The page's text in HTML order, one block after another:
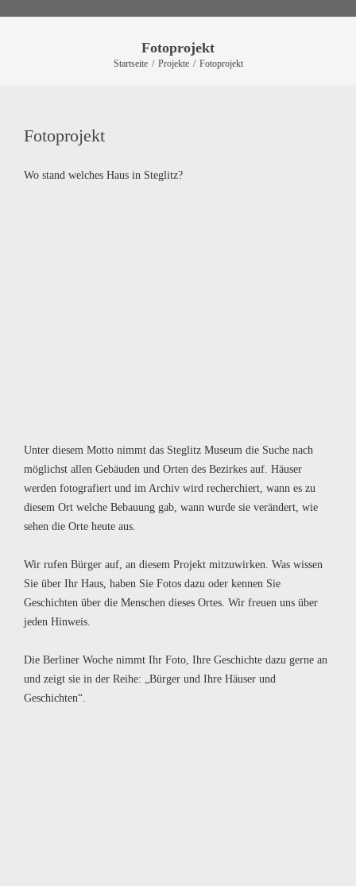
Fotoprojekt
Startseite / Projekte / Fotoprojekt
Fotoprojekt
Wo stand welches Haus in Steglitz?
Unter diesem Motto nimmt das Steglitz Museum die Suche nach
möglichst allen Gebäuden und Orten des Bezirkes auf. Häuser
werden fotografiert und im Archiv wird recherchiert, wann es zu
diesem Ort welche Bebauung gab, wann wurde sie verändert, wie
sehen die Orte heute aus.
Wir rufen Bürger auf, an diesem Projekt mitzuwirken. Was wissen
Sie über Ihr Haus, haben Sie Fotos dazu oder kennen Sie
Geschichten über die Menschen dieses Ortes. Wir freuen uns über
jeden Hinweis.
Die Berliner Woche nimmt Ihr Foto, Ihre Geschichte dazu gerne an
und zeigt sie in der Reihe: „Bürger und Ihre Häuser und
Geschichten“.